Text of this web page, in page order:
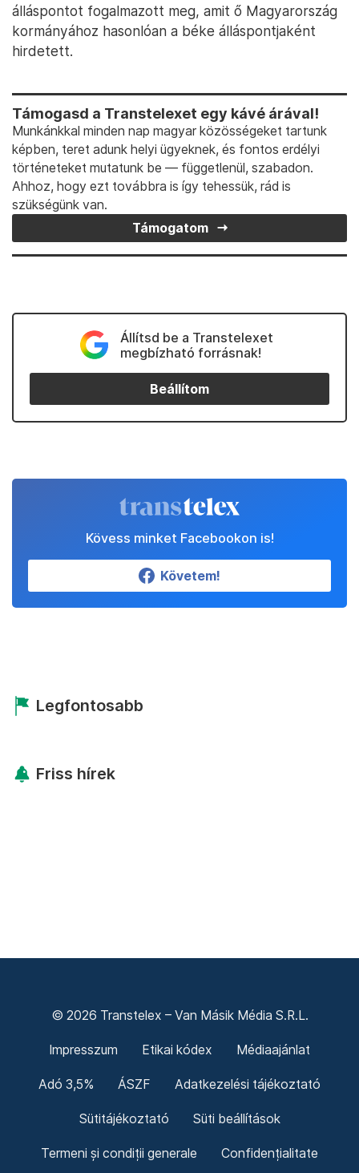
álláspontot fogalmazott meg, amit ő Magyarország
kormányához hasonlóan a béke álláspontjaként
hirdetett.
Támogasd a Transtelexet egy kávé árával!
Munkánkkal minden nap magyar közösségeket tartunk
képben, teret adunk helyi ügyeknek, és fontos erdélyi
történeteket mutatunk be — függetlenül, szabadon.
Ahhoz, hogy ezt továbbra is így tehessük, rád is
szükségünk van.
Támogatom
Állítsd be a Transtelexet
megbízható forrásnak!
Beállítom
Kövess minket Facebookon is!
Követem!
Legfontosabb
Friss hírek
© 2026 Transtelex – Van Másik Média S.R.L.
Impresszum Etikai kódex Médiaajánlat
Adó 3,5% ÁSZF Adatkezelési tájékoztató
Sütitájékoztató Süti beállítások
Termeni și condiții generale Confidențialitate